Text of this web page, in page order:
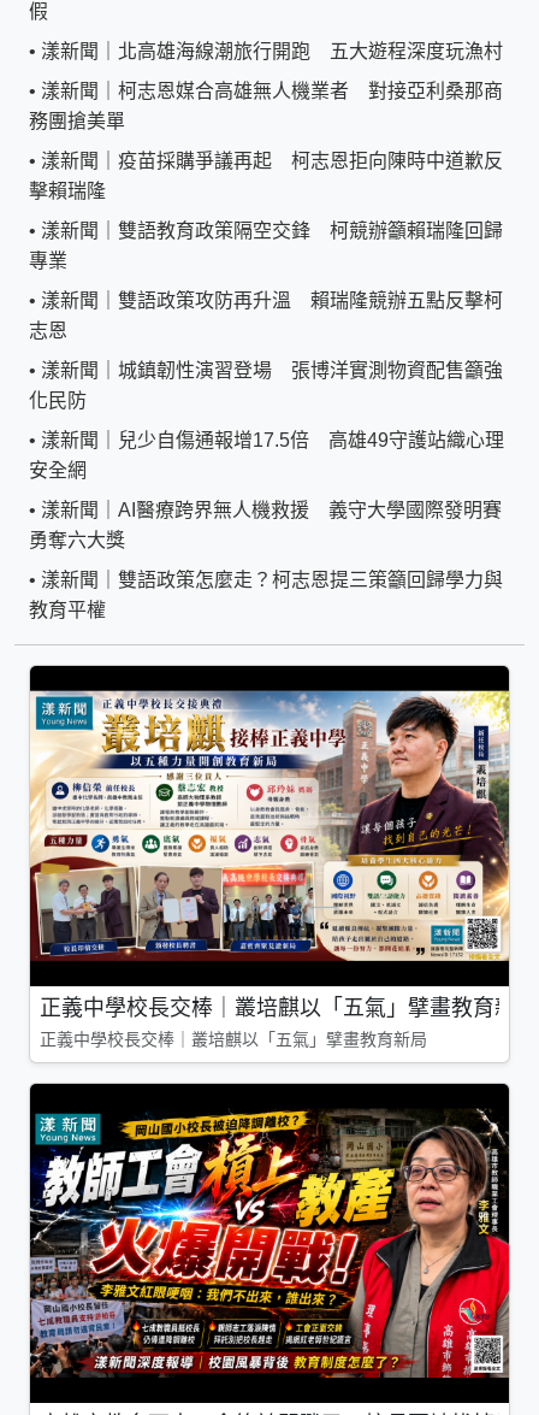
假
• 漾新聞｜北高雄海線潮旅行開跑 五大遊程深度玩漁村
• 漾新聞｜柯志恩媒合高雄無人機業者 對接亞利桑那商
務團搶美單
• 漾新聞｜疫苗採購爭議再起 柯志恩拒向陳時中道歉反
擊賴瑞隆
• 漾新聞｜雙語教育政策隔空交鋒 柯競辦籲賴瑞隆回歸
專業
• 漾新聞｜雙語政策攻防再升溫 賴瑞隆競辦五點反擊柯
志恩
• 漾新聞｜城鎮韌性演習登場 張博洋實測物資配售籲強
化民防
• 漾新聞｜兒少自傷通報增17.5倍 高雄49守護站織心理
安全網
• 漾新聞｜AI醫療跨界無人機救援 義守大學國際發明賽
勇奪六大獎
• 漾新聞｜雙語政策怎麼走？柯志恩提三策籲回歸學力與
教育平權
正義中學校長交棒｜叢培麒以「五氣」擘畫教育新局
正義中學校長交棒｜叢培麒以「五氣」擘畫教育新局